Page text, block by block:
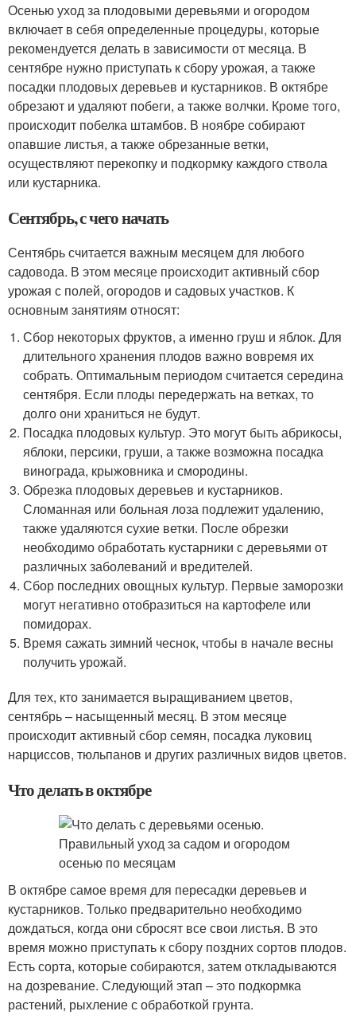
Осенью уход за плодовыми деревьями и огородом
включает в себя определенные процедуры, которые
рекомендуется делать в зависимости от месяца. В
сентябре нужно приступать к сбору урожая, а также
посадки плодовых деревьев и кустарников. В октябре
обрезают и удаляют побеги, а также волчки. Кроме того,
происходит побелка штамбов. В ноябре собирают
опавшие листья, а также обрезанные ветки,
осуществляют перекопку и подкормку каждого ствола
или кустарника.
Сентябрь, с чего начать
Сентябрь считается важным месяцем для любого
садовода. В этом месяце происходит активный сбор
урожая с полей, огородов и садовых участков. К
основным занятиям относят:
Сбор некоторых фруктов, а именно груш и яблок. Для
длительного хранения плодов важно вовремя их
собрать. Оптимальным периодом считается середина
сентября. Если плоды передержать на ветках, то
долго они храниться не будут.
Посадка плодовых культур. Это могут быть абрикосы,
яблоки, персики, груши, а также возможна посадка
винограда, крыжовника и смородины.
Обрезка плодовых деревьев и кустарников.
Сломанная или больная лоза подлежит удалению,
также удаляются сухие ветки. После обрезки
необходимо обработать кустарники с деревьями от
различных заболеваний и вредителей.
Сбор последних овощных культур. Первые заморозки
могут негативно отобразиться на картофеле или
помидорах.
Время сажать зимний чеснок, чтобы в начале весны
получить урожай.
Для тех, кто занимается выращиванием цветов,
сентябрь – насыщенный месяц. В этом месяце
происходит активный сбор семян, посадка луковиц
нарциссов, тюльпанов и других различных видов цветов.
Что делать в октябре
В октябре самое время для пересадки деревьев и
кустарников. Только предварительно необходимо
дождаться, когда они сбросят все свои листья. В это
время можно приступать к сбору поздних сортов плодов.
Есть сорта, которые собираются, затем откладываются
на дозревание. Следующий этап – это подкормка
растений, рыхление с обработкой грунта.